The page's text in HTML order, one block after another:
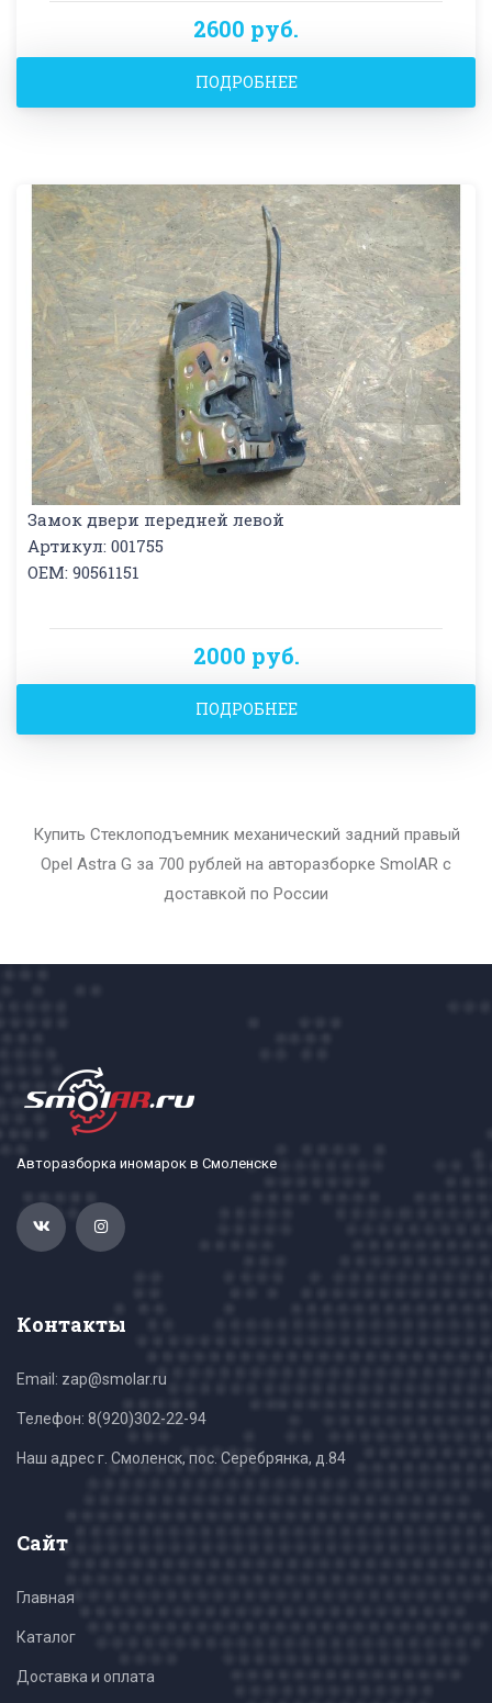
2600 руб.
ПОДРОБНЕЕ
Замок двери передней левой
Артикул: 001755
OEM: 90561151
2000 руб.
ПОДРОБНЕЕ
Купить Стеклоподъемник механический задний правый
Opel Astra G за 700 рублей на авторазборке SmolAR с
доставкой по России
Авторазборка иномарок в Смоленске
Контакты
Email: zap@smolar.ru
Телефон: 8(920)302-22-94
Наш адрес г. Смоленск, пос. Серебрянка, д.84
Сайт
Главная
Каталог
Доставка и оплата